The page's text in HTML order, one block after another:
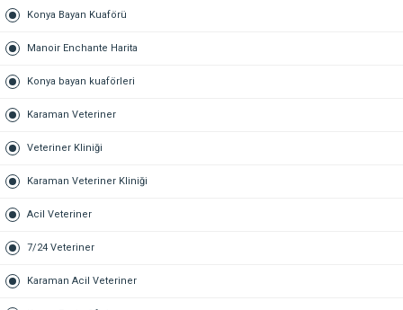
Konya Bayan Kuaförü
Manoir Enchante Harita
Konya bayan kuaförleri
Karaman Veteriner
Veteriner Kliniği
Karaman Veteriner Kliniği
Acil Veteriner
7/24 Veteriner
Karaman Acil Veteriner